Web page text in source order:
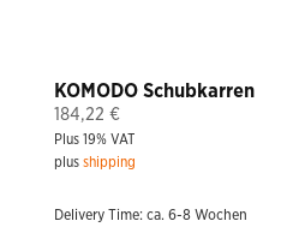
KOMODO Schubkarren
184,22 €
Plus 19% VAT
plus shipping
Delivery Time: ca. 6-8 Wochen